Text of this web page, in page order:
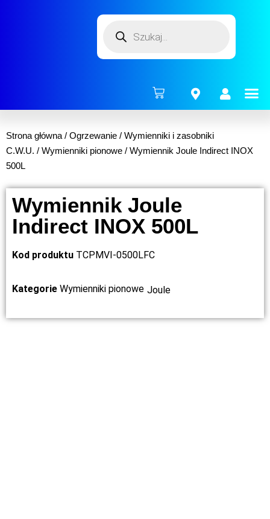
Strona główna / Ogrzewanie / Wymienniki i zasobniki
C.W.U. / Wymienniki pionowe / Wymiennik Joule Indirect INOX
500L
Wymiennik Joule
Indirect INOX 500L
Kod produktu TCPMVI-0500LFC
Kategorie Wymienniki pionowe Joule